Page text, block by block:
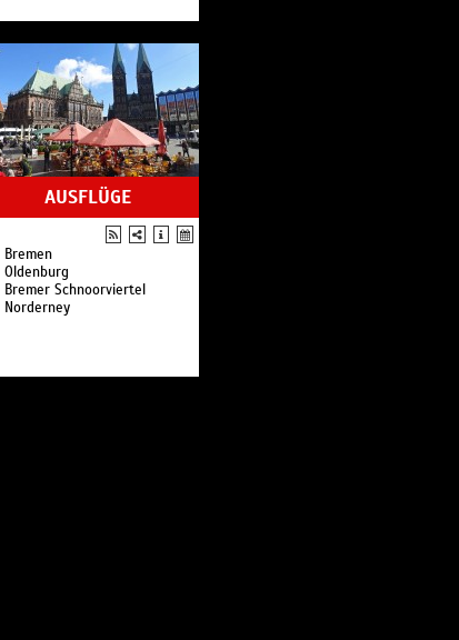
AUSFLÜGE
Bremen
Oldenburg
Bremer Schnoorviertel
Norderney